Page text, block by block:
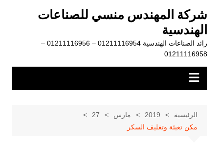
المحتوى
شركة المهندس منسي للصناعات
الهندسية
رائد الصناعات الهندسية 01211116954 – 01211116956 –
01211116958
الرئيسية 2019 مارس
27
مكن تعبئة وتغليف السكر